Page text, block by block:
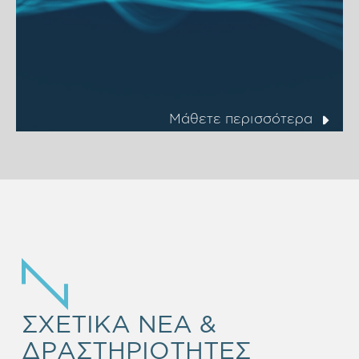
Μάθετε περισσότερα
ΣΧΕΤΙΚΑ ΝΕΑ &
ΔΡΑΣΤΗΡΙΟΤΗΤΕΣ